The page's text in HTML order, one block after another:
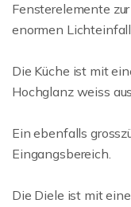
Fensterelemente
enormen Lichteinfall
Die Küche ist mit
Hochglanz weiss
Ein ebenfalls
Eingangsbereich.
Die Diele ist mit